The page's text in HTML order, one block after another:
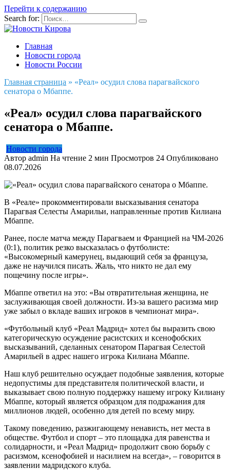
Перейти к содержанию
Search for:
Главная
Новости города
Новости России
Главная страница » «Реал» осудил слова парагвайского
сенатора о Мбаппе.
«Реал» осудил слова парагвайского
сенатора о Мбаппе.
Новости города
Автор admin На чтение 2 мин Просмотров 24 Опубликовано
08.07.2026
В «Реале» прокомментировали высказывания сенатора
Парагвая Селесты Амарильи, направленные против Килиана
Мбаппе.
Ранее, после матча между Парагваем и Францией на ЧМ-2026
(0:1), политик резко высказалась о футболисте:
«Высокомерный камерунец, выдающий себя за француза,
даже не научился писать. Жаль, что никто не дал ему
пощечину после игры».
Мбаппе ответил на это: «Вы отвратительная женщина, не
заслуживающая своей должности. Из-за вашего расизма мир
уже забыл о вкладе ваших игроков в чемпионат мира».
«Футбольный клуб «Реал Мадрид» хотел бы выразить свою
категорическую осуждение расистских и ксенофобских
высказываний, сделанных сенатором Парагвая Селестой
Амарильей в адрес нашего игрока Килиана Мбаппе.
Наш клуб решительно осуждает подобные заявления, которые
недопустимы для представителя политической власти, и
выказывает свою полную поддержку нашему игроку Килиану
Мбаппе, который является образцом для подражания для
миллионов людей, особенно для детей по всему миру.
Такому поведению, разжигающему ненависть, нет места в
обществе. Футбол и спорт – это площадка для равенства и
солидарности, и «Реал Мадрид» продолжит свою борьбу с
расизмом, ксенофобией и насилием на всегда», – говорится в
заявлении мадридского клуба.